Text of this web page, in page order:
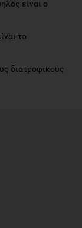
είναι ο
το
διατροφικούς